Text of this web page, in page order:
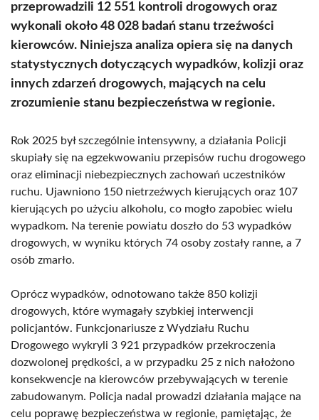
przeprowadzili 12 551 kontroli drogowych oraz
wykonali około 48 028 badań stanu trzeźwości
kierowców. Niniejsza analiza opiera się na danych
statystycznych dotyczących wypadków, kolizji oraz
innych zdarzeń drogowych, mających na celu
zrozumienie stanu bezpieczeństwa w regionie.
Rok 2025 był szczególnie intensywny, a działania Policji
skupiały się na egzekwowaniu przepisów ruchu drogowego
oraz eliminacji niebezpiecznych zachowań uczestników
ruchu. Ujawniono 150 nietrzeźwych kierujących oraz 107
kierujących po użyciu alkoholu, co mogło zapobiec wielu
wypadkom. Na terenie powiatu doszło do 53 wypadków
drogowych, w wyniku których 74 osoby zostały ranne, a 7
osób zmarło.
Oprócz wypadków, odnotowano także 850 kolizji
drogowych, które wymagały szybkiej interwencji
policjantów. Funkcjonariusze z Wydziału Ruchu
Drogowego wykryli 3 921 przypadków przekroczenia
dozwolonej prędkości, a w przypadku 25 z nich nałożono
konsekwencje na kierowców przebywających w terenie
zabudowanym. Policja nadal prowadzi działania mające na
celu poprawę bezpieczeństwa w regionie, pamiętając, że